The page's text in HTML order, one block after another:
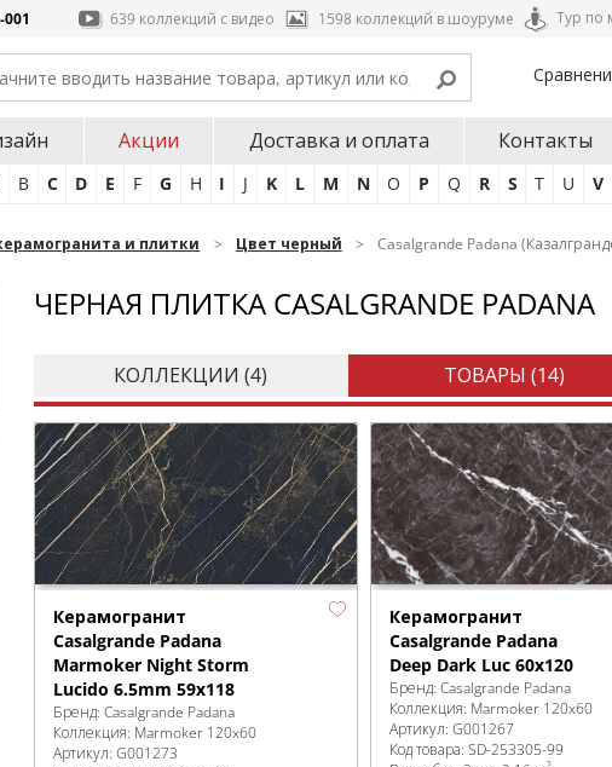
001 639 коллекций с видео 1598 коллекций в шоуруме Тур по
Акции Доставка и оплата Контакты
B C D E F G H I J K L M N O P Q R S T U V
и плитки Цвет черный Casalgrande Padana
ЧЕРНАЯ ПЛИТКА CASALGRANDE PADANA
КОЛЛЕКЦИИ (4) ТОВАРЫ (14)
Керамогранит
Casalgrande Padana
Marmoker Night Storm
Lucido 6.5mm 59x118
Бренд: Casalgrande Padana
Коллекция: Marmoker 120x60
Артикул: G001273
Керамогранит
Casalgrande Padana
Deep Dark Luc 60x120
Бренд:Casalgrande Padana
Коллекция: Marmoker 120x60
Артикул:G001267
Код товара:SD-253305-99